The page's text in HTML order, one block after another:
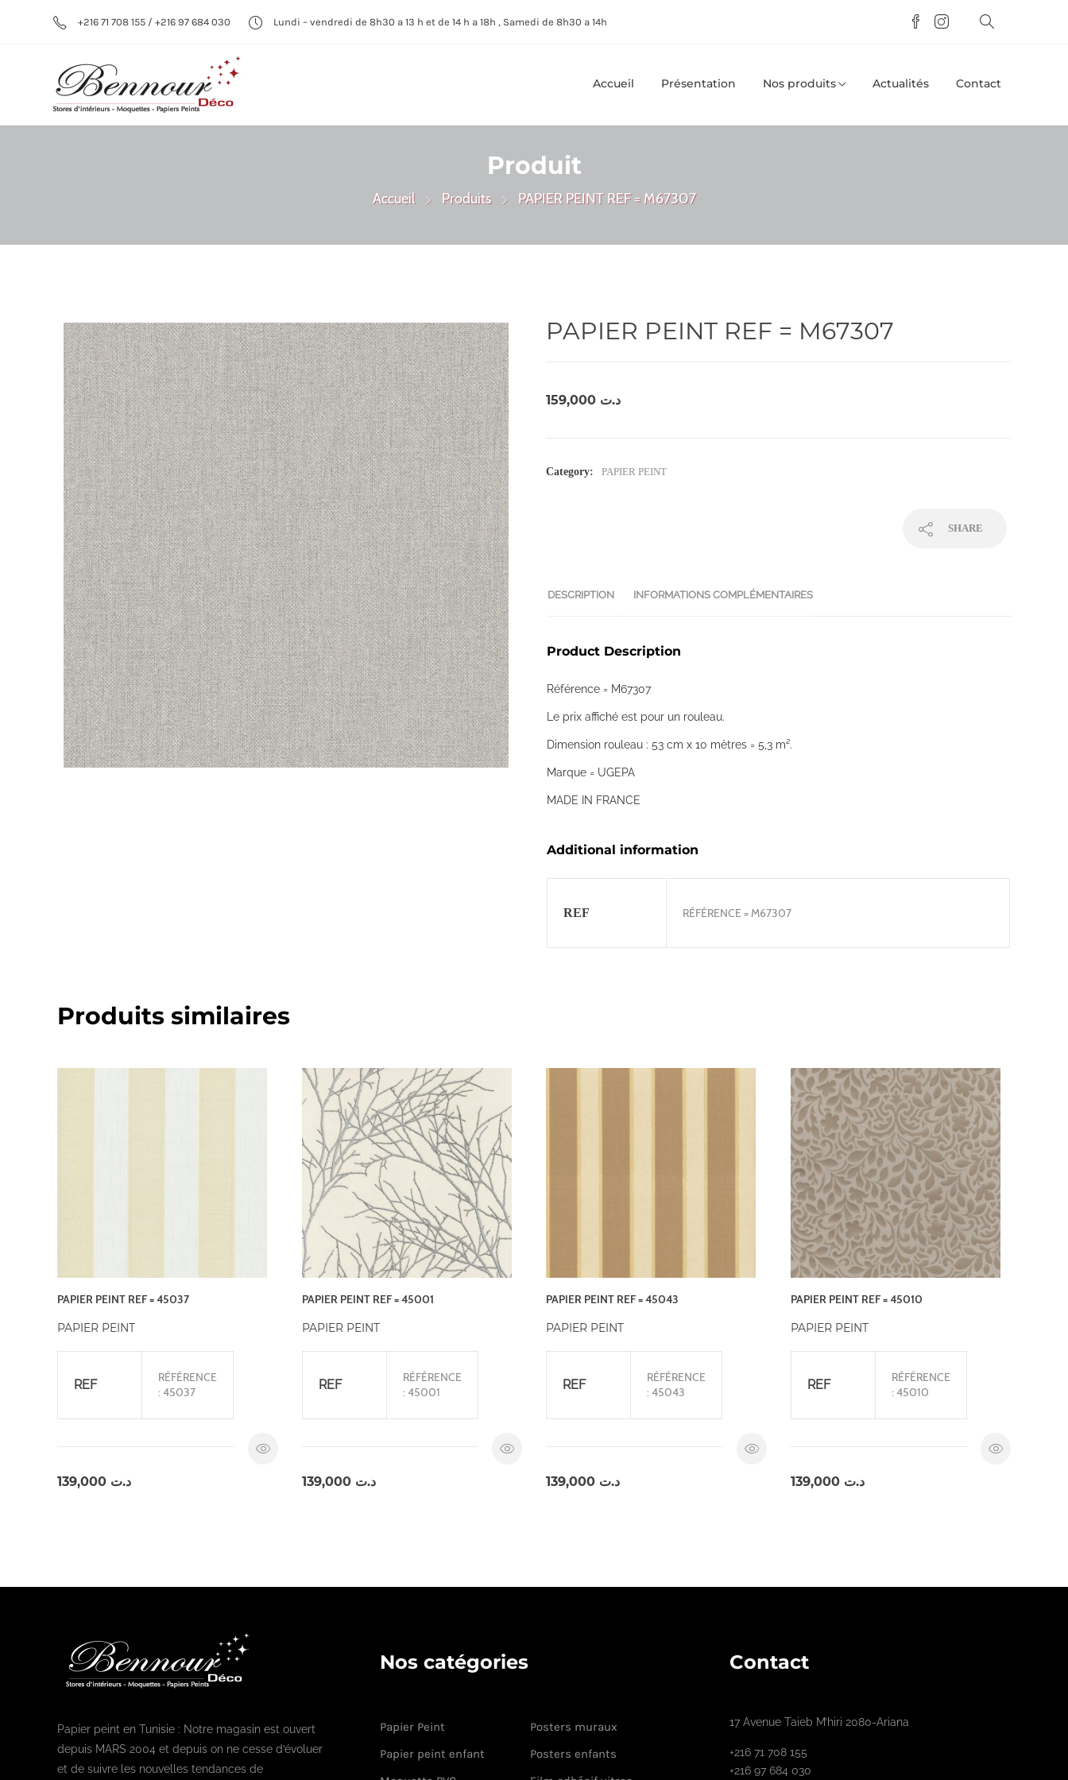
+216 71 708 155 / +216 97 684 030 Lundi – vendredi de 8h30 a 13 h et de 14 h a 18h , Samedi de 8h30 a 14h
Accueil Présentation Nos produits Actualités Contact
Produit
Accueil Produits PAPIER PEINT REF = M67307
PAPIER PEINT REF = M67307
د.ت
Category: PAPIER PEINT
SHARE
DESCRIPTION INFORMATIONS COMPLÉMENTAIRES
Product Description
Référence = M67307
Le prix affiché est pour un rouleau.
Dimension rouleau : 53 cm x 10 mètres = 5,3 m².
Marque = UGEPA
MADE IN FRANCE
Additional information
REF RÉFÉRENCE = M67307
Produits similaires
PAPIER PEINT REF = 45037
PAPIER PEINT
REF
RÉFÉRENCE
: 45037
د.ت
PAPIER PEINT REF = 45001
PAPIER PEINT
REF
RÉFÉRENCE
: 45001
د.ت 139,000
PAPIER PEINT REF = 45043
PAPIER PEINT
REF
RÉFÉRENCE
: 45043
د.ت
PAPIER PEINT REF = 45010
PAPIER PEINT
REF
RÉFÉRENCE
: 45010
د.ت 139,000
Papier peint en Tunisie : Notre magasin est ouvert
depuis MARS 2004 et depuis on ne cesse d’évoluer
et de suivre les nouvelles tendances de
Nos catégories
Papier Peint
Posters muraux
Papier peint enfant
Posters enfants
Contact
17 Avenue Taieb M’hiri 2080-Ariana
+216 71 708 155
+216 97 684 030